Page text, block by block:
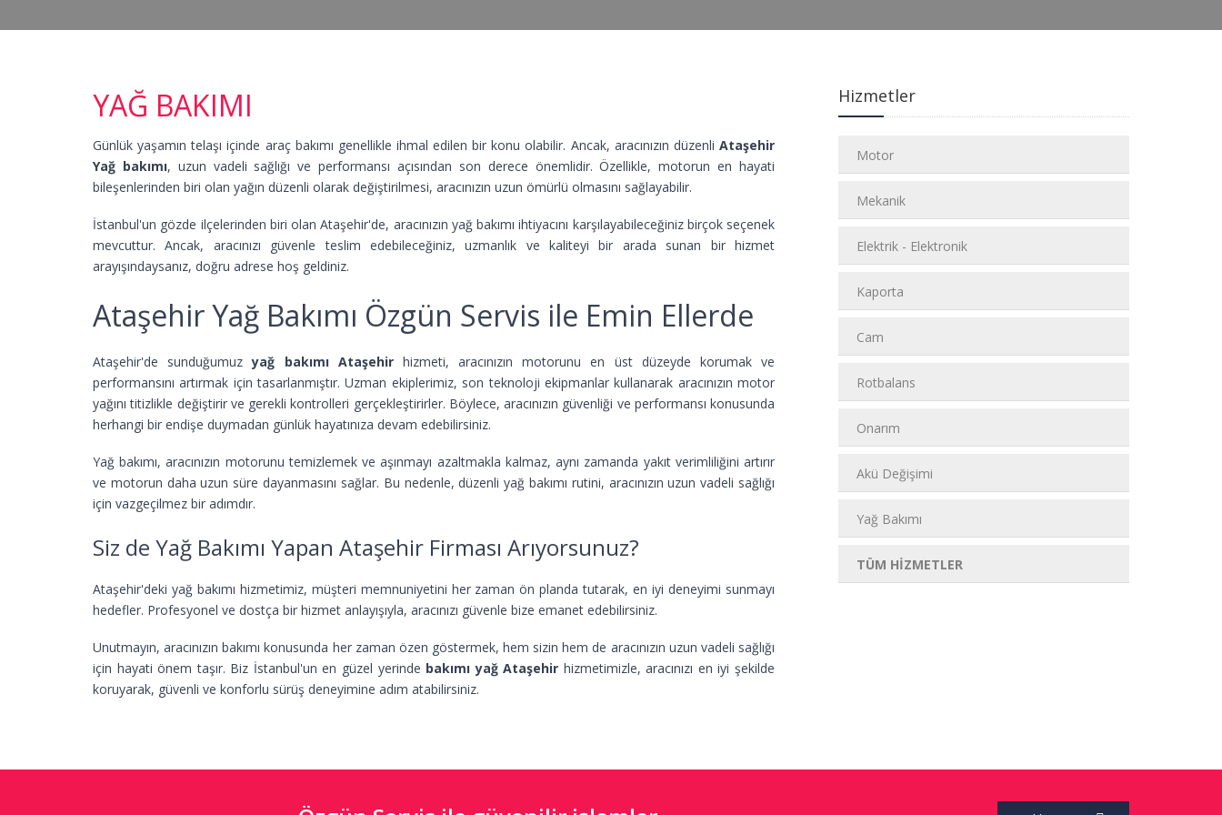
YAĞ BAKIMI
Günlük yaşamın telaşı içinde araç bakımı genellikle ihmal edilen bir konu olabilir. Ancak, aracınızın düzenli Ataşehir
Yağ bakımı, uzun vadeli sağlığı ve performansı açısından son derece önemlidir. Özellikle, motorun en hayati
bileşenlerinden biri olan yağın düzenli olarak değiştirilmesi, aracınızın uzun ömürlü olmasını sağlayabilir.
İstanbul'un gözde ilçelerinden biri olan Ataşehir'de, aracınızın yağ bakımı ihtiyacını karşılayabileceğiniz birçok seçenek
mevcuttur. Ancak, aracınızı güvenle teslim edebileceğiniz, uzmanlık ve kaliteyi bir arada sunan bir hizmet
arayışındaysanız, doğru adrese hoş geldiniz.
Ataşehir Yağ Bakımı Özgün Servis ile Emin Ellerde
Ataşehir'de sunduğumuzyağ bakımı Ataşehirhizmeti, aracınızın motorunu en üst düzeyde korumak ve
performansını artırmak için tasarlanmıştır. Uzman ekiplerimiz, son teknoloji ekipmanlar kullanarak aracınızın motor
yağını titizlikle değiştirir ve gerekli kontrolleri gerçekleştirirler. Böylece, aracınızın güvenliği ve performansı konusunda
herhangi bir endişe duymadan günlük hayatınıza devam edebilirsiniz.
Yağ bakımı, aracınızın motorunu temizlemek ve aşınmayı azaltmakla kalmaz, aynı zamanda yakıt verimliliğini artırır
ve motorun daha uzun süre dayanmasını sağlar. Bu nedenle, düzenli yağ bakımı rutini, aracınızın uzun vadeli sağlığı
için vazgeçilmez bir adımdır.
Siz de Yağ Bakımı Yapan Ataşehir Firması Arıyorsunuz?
Ataşehir'deki yağ bakımı hizmetimiz, müşteri memnuniyetini her zaman ön planda tutarak, en iyi deneyimi sunmayı
hedefler. Profesyonel ve dostça bir hizmet anlayışıyla, aracınızı güvenle bize emanet edebilirsiniz.
Unutmayın, aracınızın bakımı konusunda her zaman özen göstermek, hem sizin hem de aracınızın uzun vadeli sağlığı
için hayati önem taşır. Biz İstanbul'un en güzel yerinde bakımı yağ Ataşehir hizmetimizle, aracınızı en iyi şekilde
koruyarak, güvenli ve konforlu sürüş deneyimine adım atabilirsiniz.
Hizmetler
Motor
Mekanik
Elektrik - Elektronik
Kaporta
Cam
Rotbalans
Onarım
Akü Değişimi
Yağ Bakımı
TÜM HİZMETLER